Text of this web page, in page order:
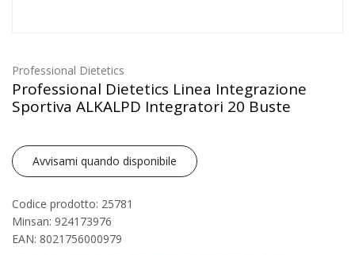
Professional Dietetics
Professional Dietetics Linea Integrazione
Sportiva ALKALPD Integratori 20 Buste
Avvisami quando disponibile
Codice prodotto: 25781
Minsan: 924173976
EAN: 8021756000979